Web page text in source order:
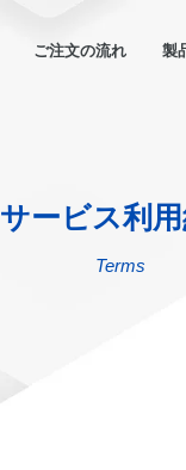
ご注文の流れ 製
サービス利
Terms